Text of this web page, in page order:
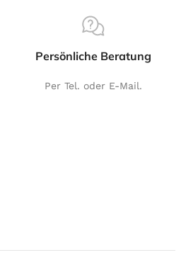
Persönliche Beratung
Per Tel. oder E-Mail.